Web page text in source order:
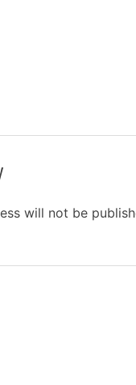
will not be